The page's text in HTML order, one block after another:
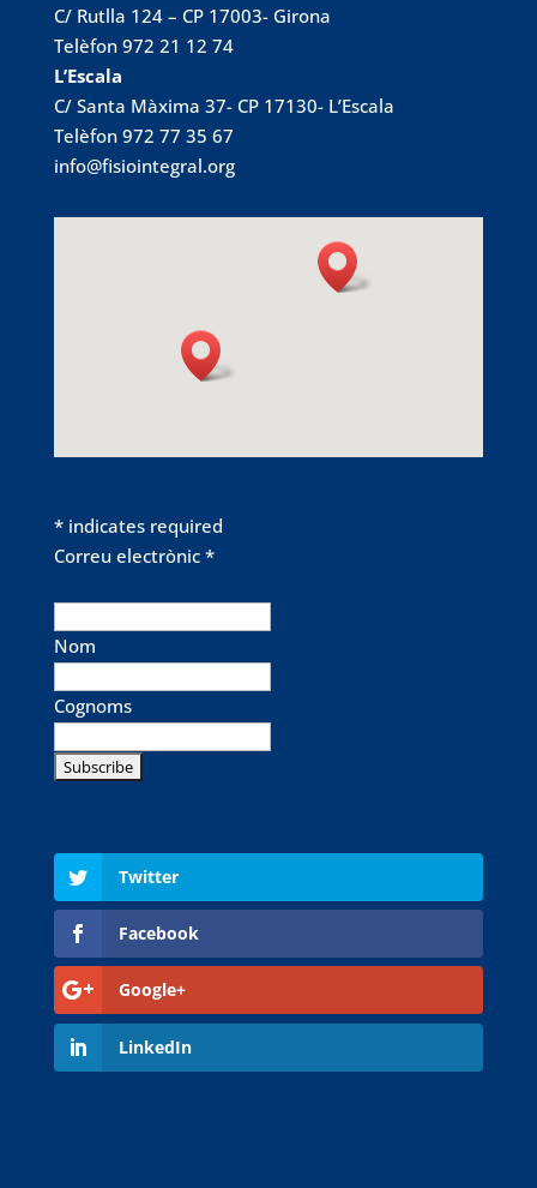
C/ Rutlla 124 – CP 17003- Girona
Telèfon 972 21 12 74
L’Escala
C/ Santa Màxima 37- CP 17130- L’Escala
Telèfon 972 77 35 67
info@fisiointegral.org
*indicates required
Correu electrònic *
Nom
Cognoms
Twitter
Facebook
Google+
LinkedIn